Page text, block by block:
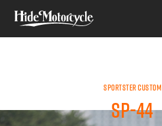
SPORTSTER
SPORTSTER CUSTOM
SP-44